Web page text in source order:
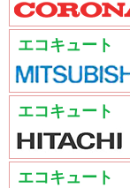
エコキュート
エコキュート
エコキュート